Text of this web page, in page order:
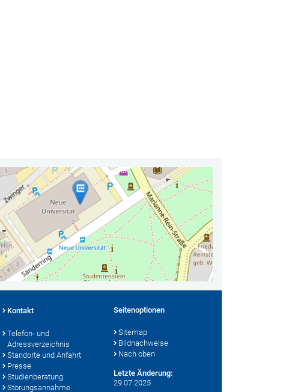
Kontakt
Telefon- und
Adressverzeichnis
Standorte und Anfahrt
Presse
Studienberatung
Störungsannahme
Seitenoptionen
Sitemap
Bildnachweise
Nach oben
Letzte Änderung:
29.07.2025